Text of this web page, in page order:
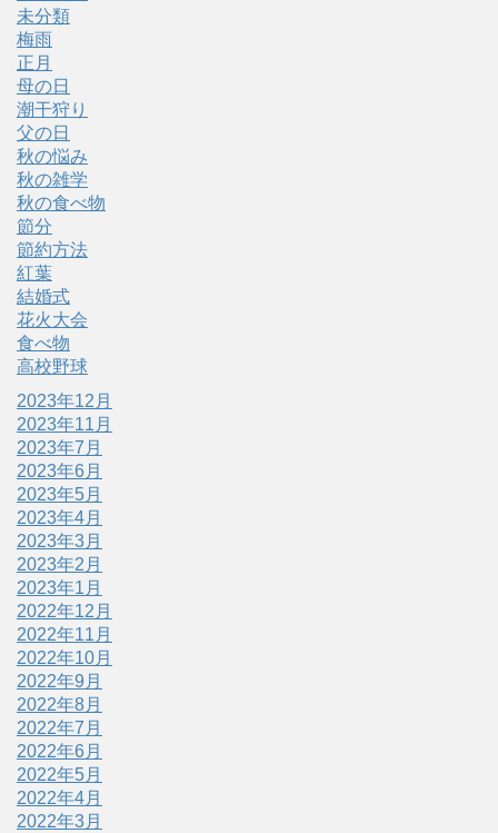
未分類
梅雨
正月
母の日
潮干狩り
父の日
秋の悩み
秋の雑学
秋の食べ物
節分
節約方法
紅葉
結婚式
花火大会
食べ物
高校野球
2023年12月
2023年11月
2023年7月
2023年6月
2023年5月
2023年4月
2023年3月
2023年2月
2023年1月
2022年12月
2022年11月
2022年10月
2022年9月
2022年8月
2022年7月
2022年6月
2022年5月
2022年4月
2022年3月